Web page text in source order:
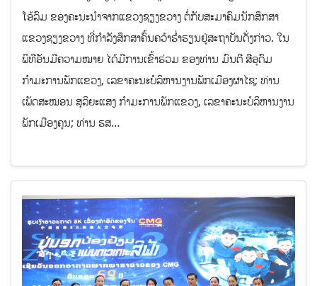
ໂອ້ລົມ ຂອງຄະນະນໍາຈາກແຂວງຊຽງຂວາງ ຕໍ່ກັບສະມາຄົມນັກສຶກສາ
ແຂວງຊຽງຂວາງ ທີ່ກຳລັງສຶກສາຄົ້ນຄວ້າຮໍ່າຮຽນຢູ່ສະຖາບັນດັ່ງກ່າວ. ໃນ
ພິທີອັນມີຄວາມໝາຍ ໄດ້ມີການເຂົ້າຮ່ວມ ຂອງທ່ານ ມົນຕີ ສີອຸດົມ
ກຳມະການພັກແຂວງ, ເລຂາຄະນະບໍລິຫານງານພັກເມືອງຜາໄຊ; ທ່ານ
ເພັດສະໝອນ ສຸລິຍະແສງ ກຳມະການພັກແຂວງ, ເລຂາຄະນະບໍລິຫານງານ
ພັກເມືອງຄູນ; ທ່ານ ຮສ…